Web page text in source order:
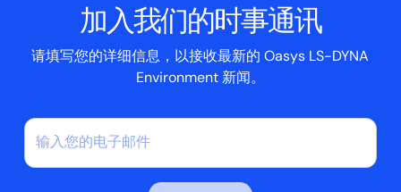
案例研究
加入我们的时事通讯
请填写您的详细信息，以接收最新的 Oasys LS-DYNA
Environment 新闻。